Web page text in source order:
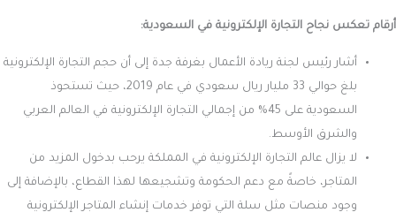
أرقام تعكس نجاح التجارة الإلكترونية في السعودية:
أشار رئيس لجنة ريادة الأعمال بغرفة جدة إلى أن حجم التجارة الإلكترونية
بلغ حوالي 33 مليار ريال سعودي في عام 2019، حيث تستحوذ
السعودية على 45% من إجمالي التجارة الإلكترونية في العالم العربي
والشرق الأوسط.
لا يزال عالم التجارة الإلكترونية في المملكة يرحب بدخول المزيد من
المتاجر، خاصةً مع دعم الحكومة وتشجيعها لهذا القطاع، بالإضافة إلى
وجود منصات مثل سلة التي توفر خدمات إنشاء المتاجر الإلكترونية